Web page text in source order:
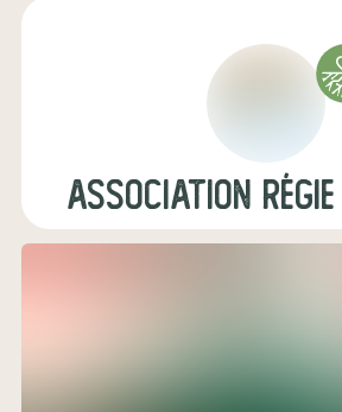
Association